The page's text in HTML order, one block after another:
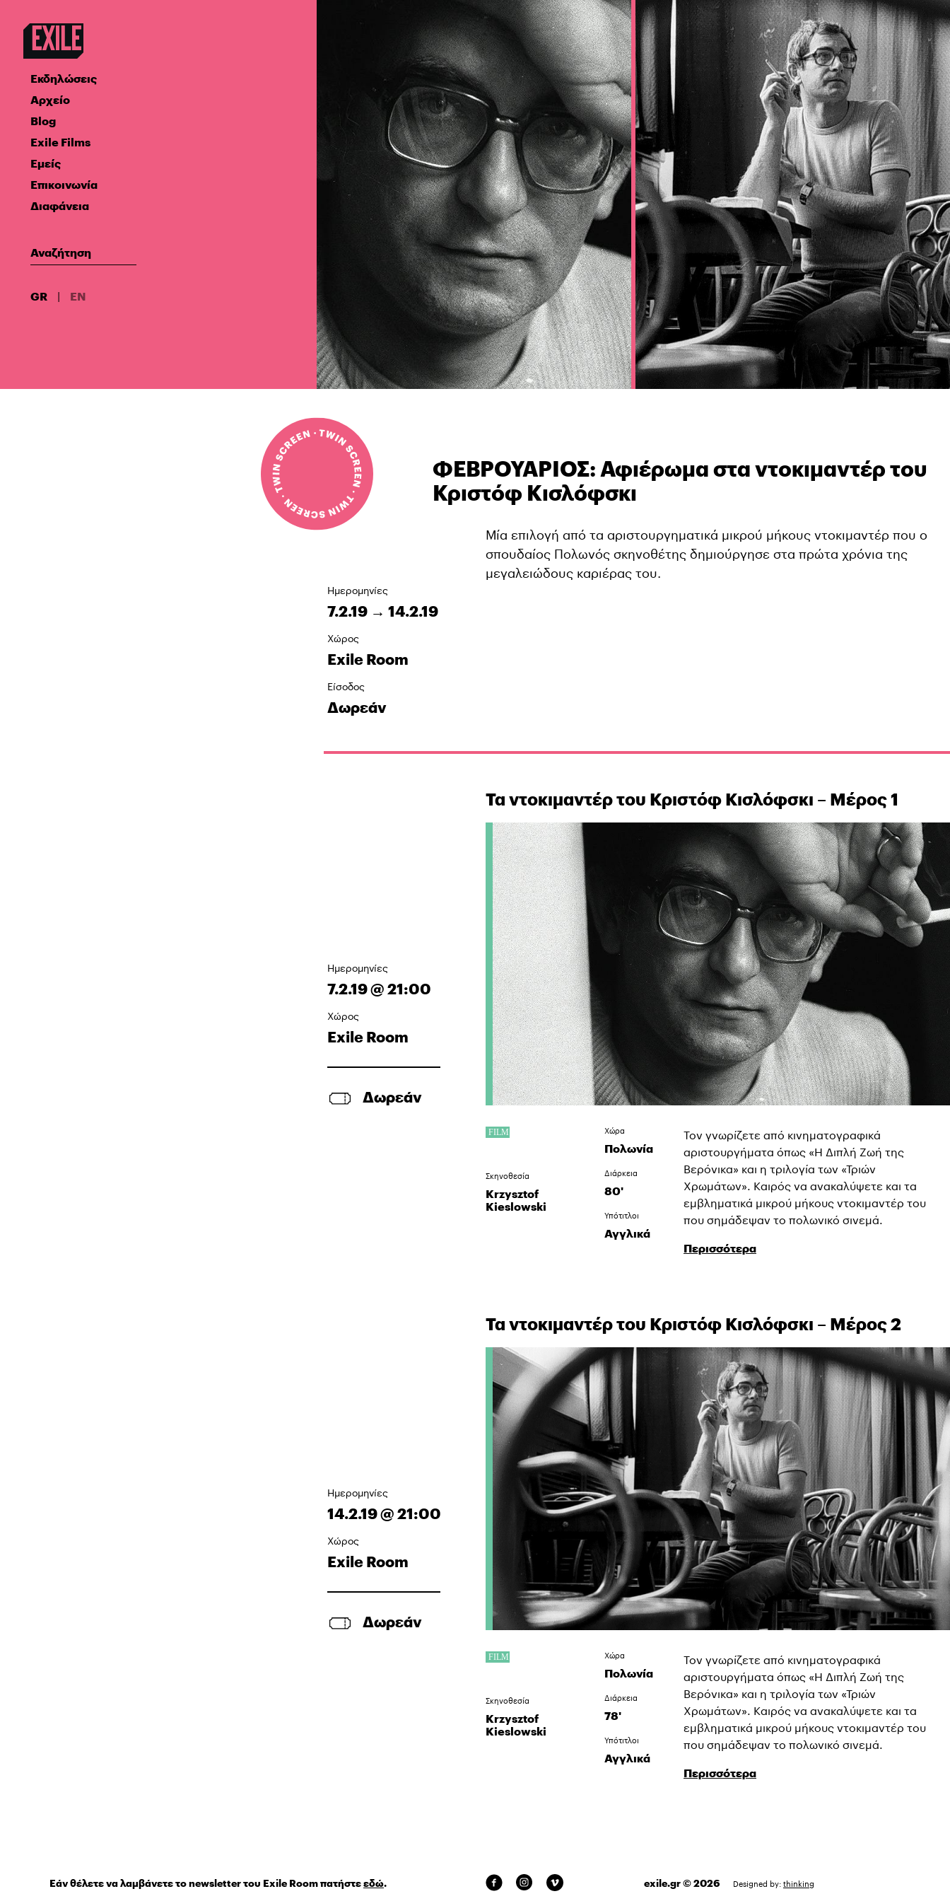
Εκδηλώσεις
Αρχείο
Blog
Exile Films
Εμείς
Επικοινωνία
Διαφάνεια
GR | EN
ΦΕΒΡΟΥΑΡΙΟΣ: Αφιέρωμα στα ντοκιμαντέρ του
Κριστόφ Κισλόφσκι
Ημερομηνίες
7.2.19 → 14.2.19
Χώρος
Exile Room
Είσοδος
Δωρεάν
Μία επιλογή από τα αριστουργηματικά μικρού μήκους ντοκιμαντέρ που ο
σπουδαίος Πολωνός σκηνοθέτης δημιούργησε στα πρώτα χρόνια της
μεγαλειώδους καριέρας του.
Τα ντοκιμαντέρ του Κριστόφ Κισλόφσκι – Μέρος 1
Ημερομηνίες
7.2.19 @ 21:00
Χώρος
Exile Room
Δωρεάν
Σκηνοθεσία
Krzysztof
Kieslowski
Χώρα
Πολωνία
Διάρκεια
80'
Υπότιτλοι
Αγγλικά
Τον γνωρίζετε από κινηματογραφικά
αριστουργήματα όπως «Η Διπλή Ζωή της
Βερόνικα» και η τριλογία των «Τριών
Χρωμάτων». Καιρός να ανακαλύψετε και τα
εμβληματικά μικρού μήκους ντοκιμαντέρ του
που σημάδεψαν το πολωνικό σινεμά.
Περισσότερα
Τα ντοκιμαντέρ του Κριστόφ Κισλόφσκι – Μέρος 2
Ημερομηνίες
14.2.19 @ 21:00
Χώρος
Exile Room
Δωρεάν
Σκηνοθεσία
Krzysztof
Kieslowski
Χώρα
Πολωνία
Διάρκεια
78'
Υπότιτλοι
Αγγλικά
Τον γνωρίζετε από κινηματογραφικά
αριστουργήματα όπως «Η Διπλή Ζωή της
Βερόνικα» και η τριλογία των «Τριών
Χρωμάτων». Καιρός να ανακαλύψετε και τα
εμβληματικά μικρού μήκους ντοκιμαντέρ του
που σημάδεψαν το πολωνικό σινεμά.
Περισσότερα
Εάν θέλετε να λαμβάνετε το newsletter του Exile Room πατήστεεδώ. exile.gr © 2026 Designed by: thinking